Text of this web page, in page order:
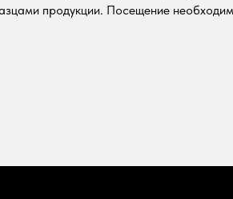
продукции. Посещение